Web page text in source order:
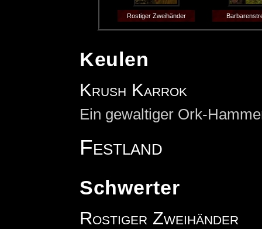
Rostiger Zweihänder
Keulen
Krush Karrok
Ein gewaltiger Ork-
Festland
Schwerter
Rostiger Zweihänder